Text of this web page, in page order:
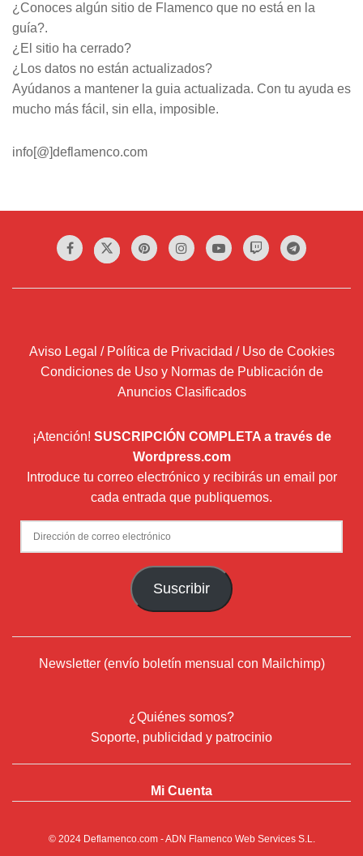
¿Conoces algún sitio de Flamenco que no está en la
guía?.
¿El sitio ha cerrado?
¿Los datos no están actualizados?
Ayúdanos a mantener la guia actualizada. Con tu ayuda es
mucho más fácil, sin ella, imposible.
info[@]deflamenco.com
Aviso Legal / Política de Privacidad / Uso de Cookies
Condiciones de Uso y Normas de Publicación de
Anuncios Clasificados
¡Atención! SUSCRIPCIÓN COMPLETA a través de
Wordpress.com
Introduce tu correo electrónico y recibirás un email por
cada entrada que publiquemos.
Dirección
de
Suscribir
Newsletter (envío boletín mensual con Mailchimp)
¿Quiénes somos?
Soporte, publicidad y patrocinio
Mi Cuenta
© 2024 Deflamenco.com- ADN Flamenco Web Services S.L.